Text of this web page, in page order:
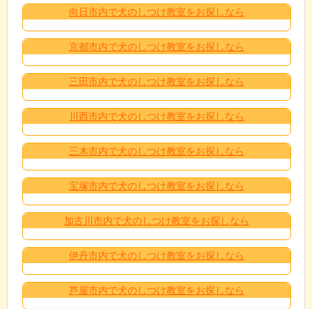
向日市内で犬のしつけ教室をお探しなら
京都市内で犬のしつけ教室をお探しなら
三田市内で犬のしつけ教室をお探しなら
川西市内で犬のしつけ教室をお探しなら
三木市内で犬のしつけ教室をお探しなら
宝塚市内で犬のしつけ教室をお探しなら
加古川市内で犬のしつけ教室をお探しなら
伊丹市内で犬のしつけ教室をお探しなら
芦屋市内で犬のしつけ教室をお探しなら